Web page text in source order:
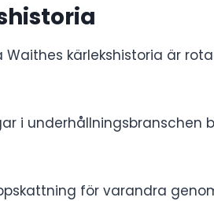
Waithes kärlekshistoria är
i underhållningsbranschen
för varandra